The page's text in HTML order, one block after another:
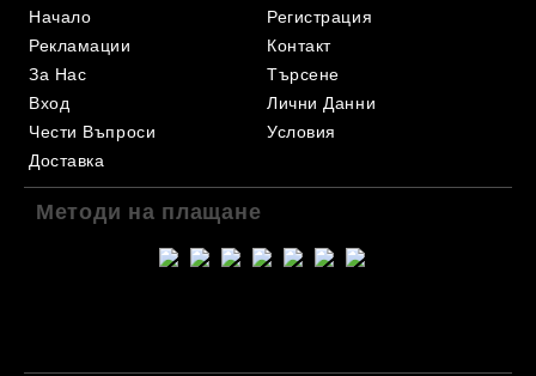
Начало
Рекламации
За Нас
Вход
Чести Въпроси
Регистрация
Контакт
Търсене
Лични Данни
Условия
Доставка
Методи на плащане